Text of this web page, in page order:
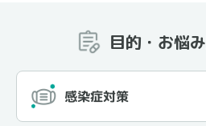
目的・お悩
感染症対策